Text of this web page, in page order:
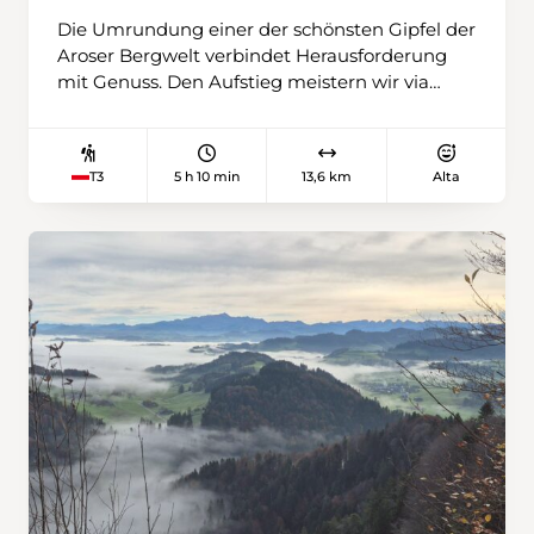
Die Umrundung einer der schönsten Gipfel der
Aroser Bergwelt verbindet Herausforderung
mit Genuss. Den Aufstieg meistern wir via
Alteinsee, der eingebettet in die impossante
Berglandschaft zu unseren Füssen liegt. Vorbei
wandern wir entlang des Welschtobelbachs
zurück nach Arosa.
T3 5 h 10 min 13,6 km Alta